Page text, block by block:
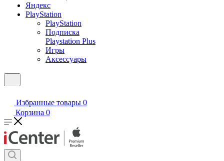
Яндекс
PlayStation
PlayStation
Подписка
Playstation Plus
Игры
Аксессуары
Избранные товары 0
Корзина 0